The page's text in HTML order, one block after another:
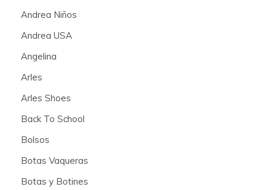
Andrea Niños
Andrea USA
Angelina
Arles
Arles Shoes
Back To School
Bolsos
Botas Vaqueras
Botas y Botines